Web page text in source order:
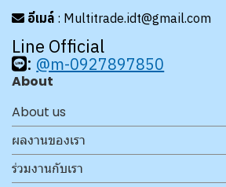
อีเมล์ : Multitrade.idt@gmail.com
Line Official
: @m-0927897850
About
About us
ผลงานของเรา
ร่วมงานกับเรา